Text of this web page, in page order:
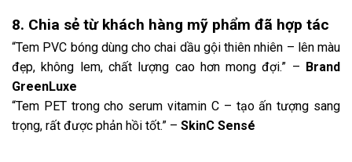
8. Chia sẻ từ khách hàng mỹ phẩm đã hợp tác
“Tem PVC bóng dùng cho chai dầu gội thiên nhiên – lên màu
đẹp, không lem, chất lượng cao hơn mong đợi.” – Brand
GreenLuxe
“Tem PET trong cho serum vitamin C – tạo ấn tượng sang
trọng, rất được phản hồi tốt.” – SkinC Sensé